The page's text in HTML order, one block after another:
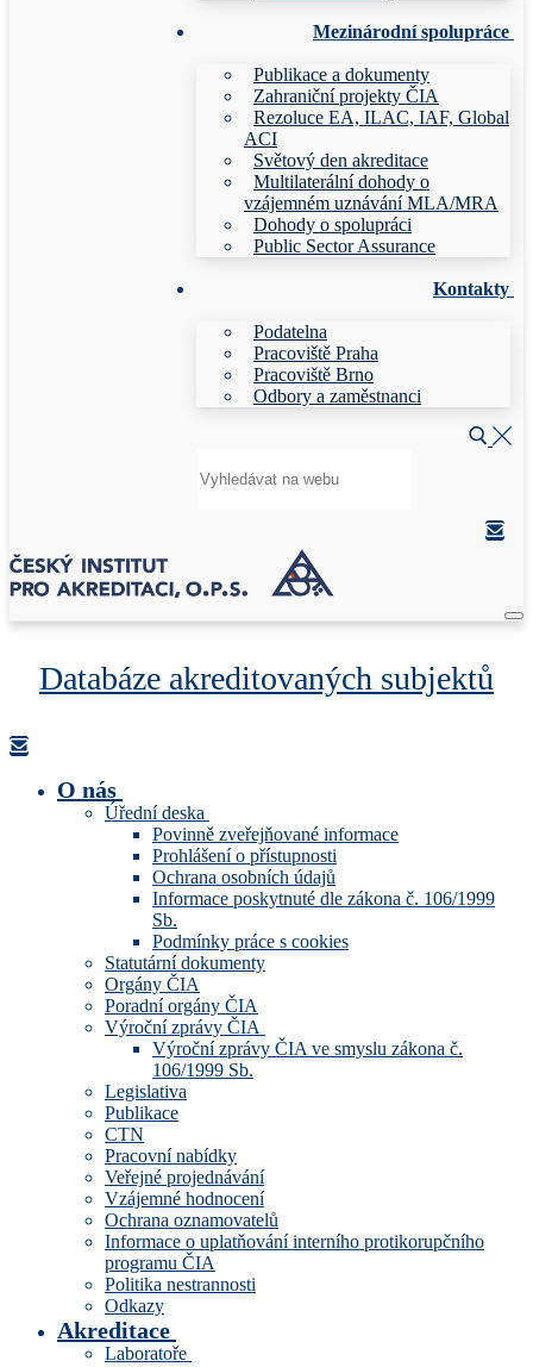
Mezinárodní spolupráce
Publikace a dokumenty
Zahraniční projekty ČIA
Rezoluce EA, ILAC, IAF, Global
ACI
Světový den akreditace
Multilaterální dohody o
vzájemném uznávání MLA/MRA
Dohody o spolupráci
Public Sector Assurance
Kontakty
Podatelna
Pracoviště Praha
Pracoviště Brno
Odbory a zaměstnanci
Databáze akreditovaných subjektů
O nás
Úřední deska
Povinně zveřejňované informace
Prohlášení o přístupnosti
Ochrana osobních údajů
Informace poskytnuté dle zákona č. 106/1999
Sb.
Podmínky práce s cookies
Statutární dokumenty
Orgány ČIA
Poradní orgány ČIA
Výroční zprávy ČIA
Výroční zprávy ČIA ve smyslu zákona č.
106/1999 Sb.
Legislativa
Publikace
CTN
Pracovní nabídky
Veřejné projednávání
Vzájemné hodnocení
Ochrana oznamovatelů
Informace o uplatňování interního protikorupčního
programu ČIA
Politika nestrannosti
Odkazy
Akreditace
Laboratoře